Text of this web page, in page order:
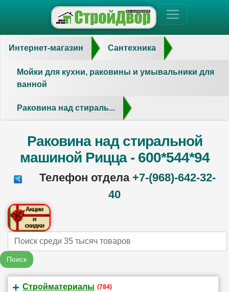
Интернет-магазин Сантехника
Мойки для кухни, раковины и умывальники для
ванной
Раковина над стираль...
Раковина над стиральной
машиной Рицца - 600*544*94
Телефон отдела +7-(968)-642-32-
40
Name
Поиск
Стройматериалы (784)